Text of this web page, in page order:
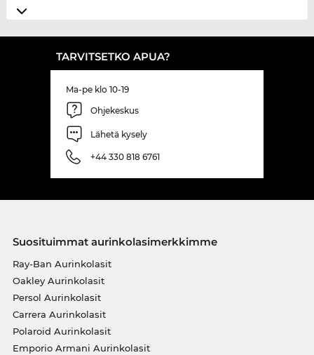
TARVITSETKO APUA?
Ma-pe klo 10-19
Ohjekeskus
Lähetä kysely
+44 330 818 6761
Suosituimmat aurinkolasimerkkimme
Ray-Ban Aurinkolasit
Oakley Aurinkolasit
Persol Aurinkolasit
Carrera Aurinkolasit
Polaroid Aurinkolasit
Emporio Armani Aurinkolasit